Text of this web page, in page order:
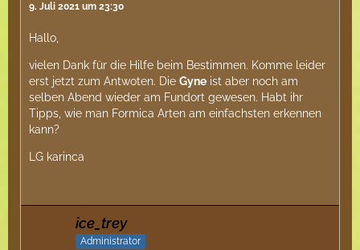
9. Juli 2021 um 23:30
Hallo,
vielen Dank für die Hilfe beim Bestimmen. Komme leider
erst jetzt zum Antwoten. Die Gyne ist aber noch am
selben Abend wieder am Fundort gewesen. Habt ihr
Tipps, wie man Formica Arten am einfachsten erkennen
kann?
LG karinca
ice_trey
Administrator